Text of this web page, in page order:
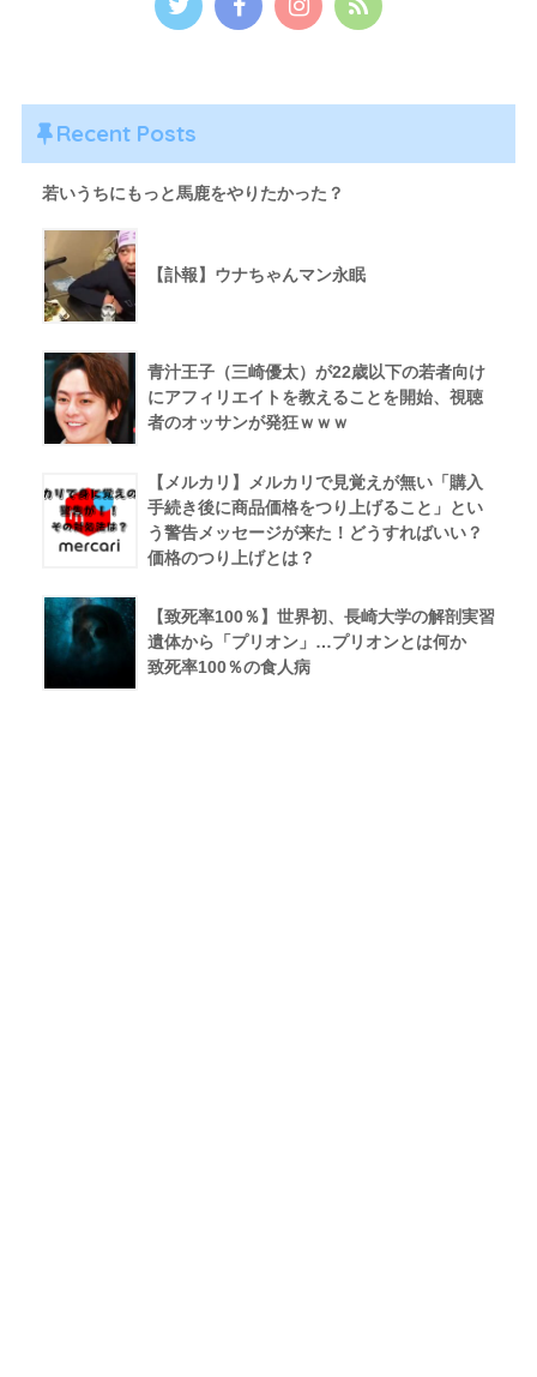
Recent Posts
若いうちにもっと馬鹿をやりたかった？
【訃報】ウナちゃんマン永眠
青汁王子（三崎優太）が22歳以下の若者向け
にアフィリエイトを教えることを開始、視聴
者のオッサンが発狂ｗｗｗ
【メルカリ】メルカリで見覚えが無い「購入
手続き後に商品価格をつり上げること」とい
う警告メッセージが来た！どうすればいい？
価格のつり上げとは？
【致死率100％】世界初、長崎大学の解剖実習
遺体から「プリオン」…プリオンとは何か
致死率100％の食人病